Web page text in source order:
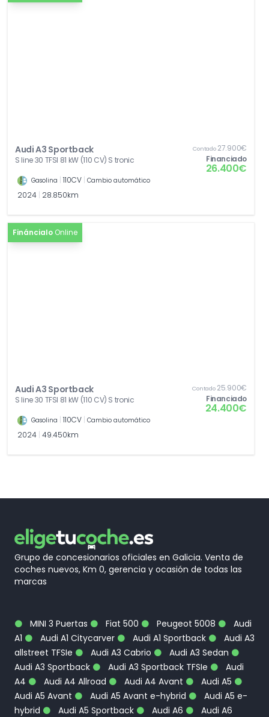
Audi A3 Sportback
S line 30 TFSI 81 kW (110 CV) S tronic
Contado27.900€
Financiado
26.400€
Gasolina 110CV Cambio automático
2024 28.850km
Fináncialo Online
Audi A3 Sportback
S line 30 TFSI 81 kW (110 CV) S tronic
Contado25.900€
Financiado
24.400€
Gasolina 110CV Cambio automático
2024 49.450km
Grupo de concesionarios oficiales en Galicia. Venta de
coches nuevos, Km 0, gerencia y ocasión de todas las
marcas
MINI 3 Puertas Fiat 500 Peugeot 5008
Audi
A1
Audi A1 Citycarver Audi A1 Sportback
Audi A3
allstreet TFSIe
Audi A3 Cabrio
Audi A3 Sedan
Audi A3 Sportback
Audi A3 Sportback TFSIe
Audi
A4
Audi A4 Allroad Audi A4 Avant
Audi A5
Audi A5 Avant
Audi A5 Avant e-hybrid
Audi A5 e-
hybrid
Audi A5 Sportback Audi A6
Audi A6